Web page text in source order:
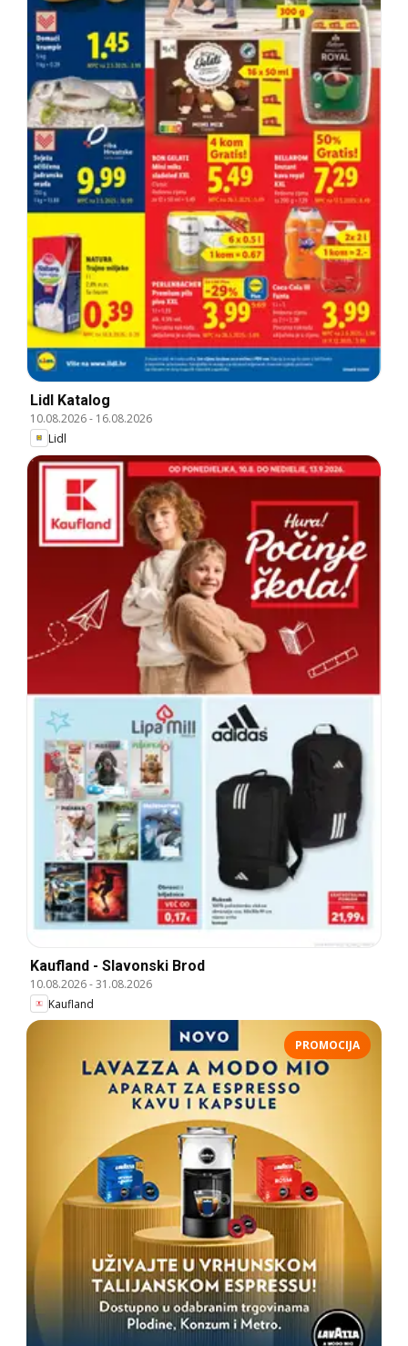
Lidl Katalog
10.08.2026- 16.08.2026
Lidl
Kaufland - Slavonski Brod
10.08.2026-31.08.2026
Kaufland
PROMOCIJA